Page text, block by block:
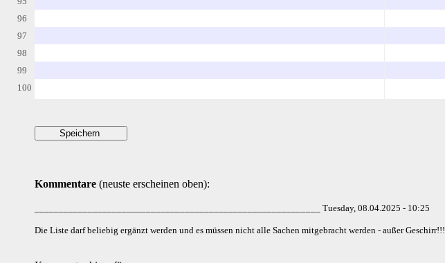
96
97
98
99
100
Kommentare (neuste erscheinen oben):
___________________________________________________________ Tuesday, 08.04.2025 - 10:25
Die Liste darf beliebig ergänzt werden und es müssen nicht alle Sachen mitgebracht werden - außer Geschirr!!!